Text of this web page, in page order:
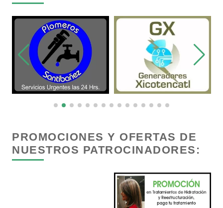
Carnicerías
Carpinterías
Centros Comerciales
Centros de Nutrición
PROMOCIONES Y OFERTAS DE
NUESTROS PATROCINADORES: